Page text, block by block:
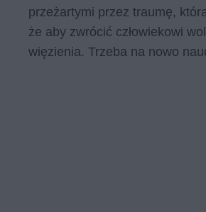
przeżartymi przez traumę,
że aby zwrócić człowiekowi
więzienia. Trzeba na nowo